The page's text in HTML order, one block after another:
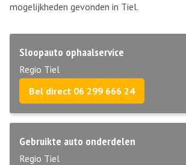
mogelijkheden gevonden in Tiel.
Sloopauto ophaalservice
Regio Tiel
Bel direct 06 299 666 24
Gebruikte auto onderdelen
Regio Tiel